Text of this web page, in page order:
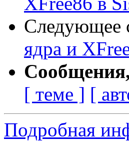
Следующее
ядра и
[ теме ] [
Подробная